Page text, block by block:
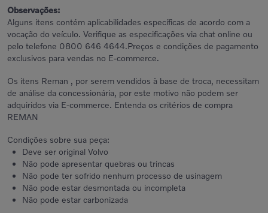
Observações:
Alguns itens contém aplicabilidades específicas de acordo com a
vocação do veículo. Verifique as especificações via chat online ou
pelo telefone 0800 646 4644.Preços e condições de pagamento
exclusivos para vendas no E-commerce.
Os itens Reman , por serem vendidos à base de troca, necessitam
de análise da concessionária, por este motivo não podem ser
adquiridos via E-commerce. Entenda os critérios de compra
REMAN
Condições sobre sua peça:
Deve ser original Volvo
Não pode apresentar quebras ou trincas
Não pode ter sofrido nenhum processo de usinagem
Não pode estar desmontada ou incompleta
Não pode estar carbonizada